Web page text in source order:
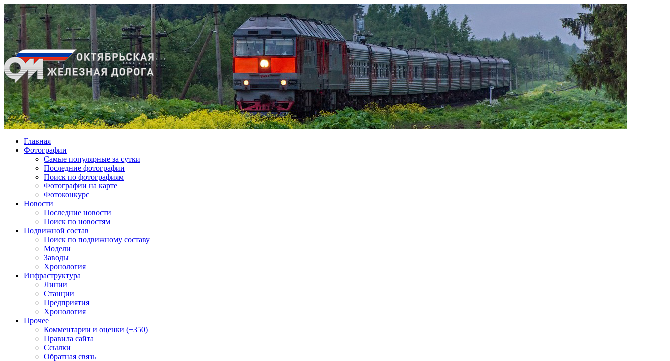
Главная
Фотографии
Cамые популярные за сутки
Последние фотографии
Поиск по фотографиям
Фотографии на карте
Фотоконкурс
Новости
Последние новости
Поиск по новостям
Подвижной состав
Поиск по подвижному составу
Модели
Заводы
Хронология
Инфраструктура
Линии
Станции
Предприятия
Хронология
Прочее
Комментарии и оценки (+350)
Правила сайта
Ссылки
Обратная связь